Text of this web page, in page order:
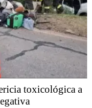
toxicológica a